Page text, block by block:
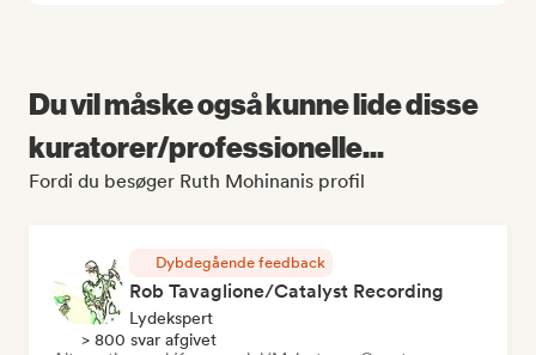
Du vil måske også kunne lide disse
kuratorer/professionelle...
Fordi du besøger Ruth Mohinanis profil
Dybdegående feedback
Rob Tavaglione/Catalyst Recording
Lydekspert
> 800 svar afgivet